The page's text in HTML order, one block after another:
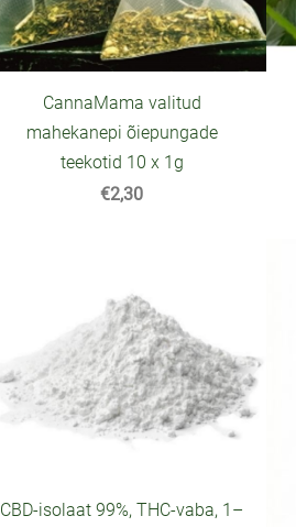
CannaMama valitud
mahekanepi õiepungade
teekotid 10 x 1g
€2,30
CBD-isolaat 99%, THC-vaba, 1–